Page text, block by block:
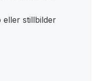
eller stillbilder